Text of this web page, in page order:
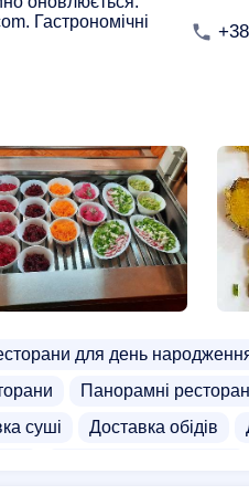
Тайська їжа доставка
Гастрономічні
для день
Панорамні
суші Доставка обідів